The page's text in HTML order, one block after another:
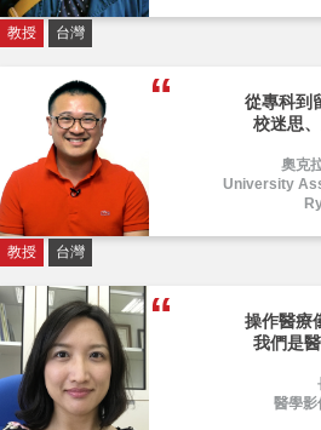
教授 台灣
從專科到
校迷思
奧克
University
教授 台灣
操作醫療
我們是
醫學影